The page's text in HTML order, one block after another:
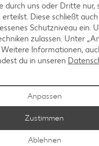
Stellenangeboten oder
ins Team!
aber noch keine
Keine Sorge, auch
willkommen. Bewirb
durch uns oder Dritte nur,
erteilst. Diese schließt
Schutzniveau ein.
zulassen. Unter
Informationen,
du in unseren
Anpassen
Ablehnen
Zustimmen